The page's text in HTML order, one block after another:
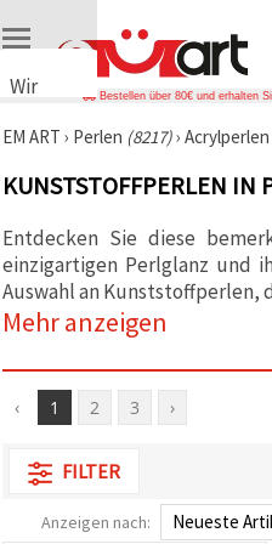
Wir
Cookies
verwenden
und
ähnliche
Technologien,
um das
ordnungsgemäße
Funktionieren
sicherzustellen,
Nutzungserlebnis
und, mit
Ihrer
Bestellen über 80€ und erhalten
EM ART › Perlen (8217)› Acrylperlen
KUNSTSTOFFPERLEN IN
Entdecken Sie diese
einzigartigen Perlglanz und
Auswahl an Kunststoffperlen,
Mehr anzeigen
‹ 1 2 3 ›
FILTER
Anzeigen nach: